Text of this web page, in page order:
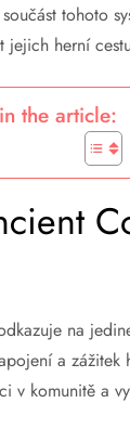
tohoto
jejich herní
the article:
na
a zážitek
v komunitě a